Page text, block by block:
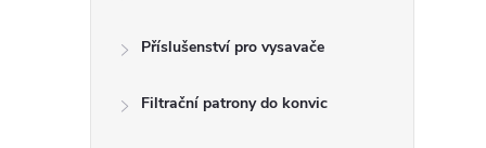
Příslušenství pro vysavače
Filtrační patrony do konvic